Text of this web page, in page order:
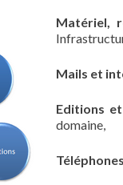
Matériel,
Mails et
Editions
domaine,